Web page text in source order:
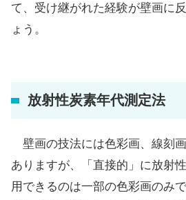
て、受け継がれた経験が壁画に
ょう。
放射性炭素年代測定法
壁画の技法には色彩画、線刻
ありますが、「直接的」に放射
用できるのは一部の色彩画のみ